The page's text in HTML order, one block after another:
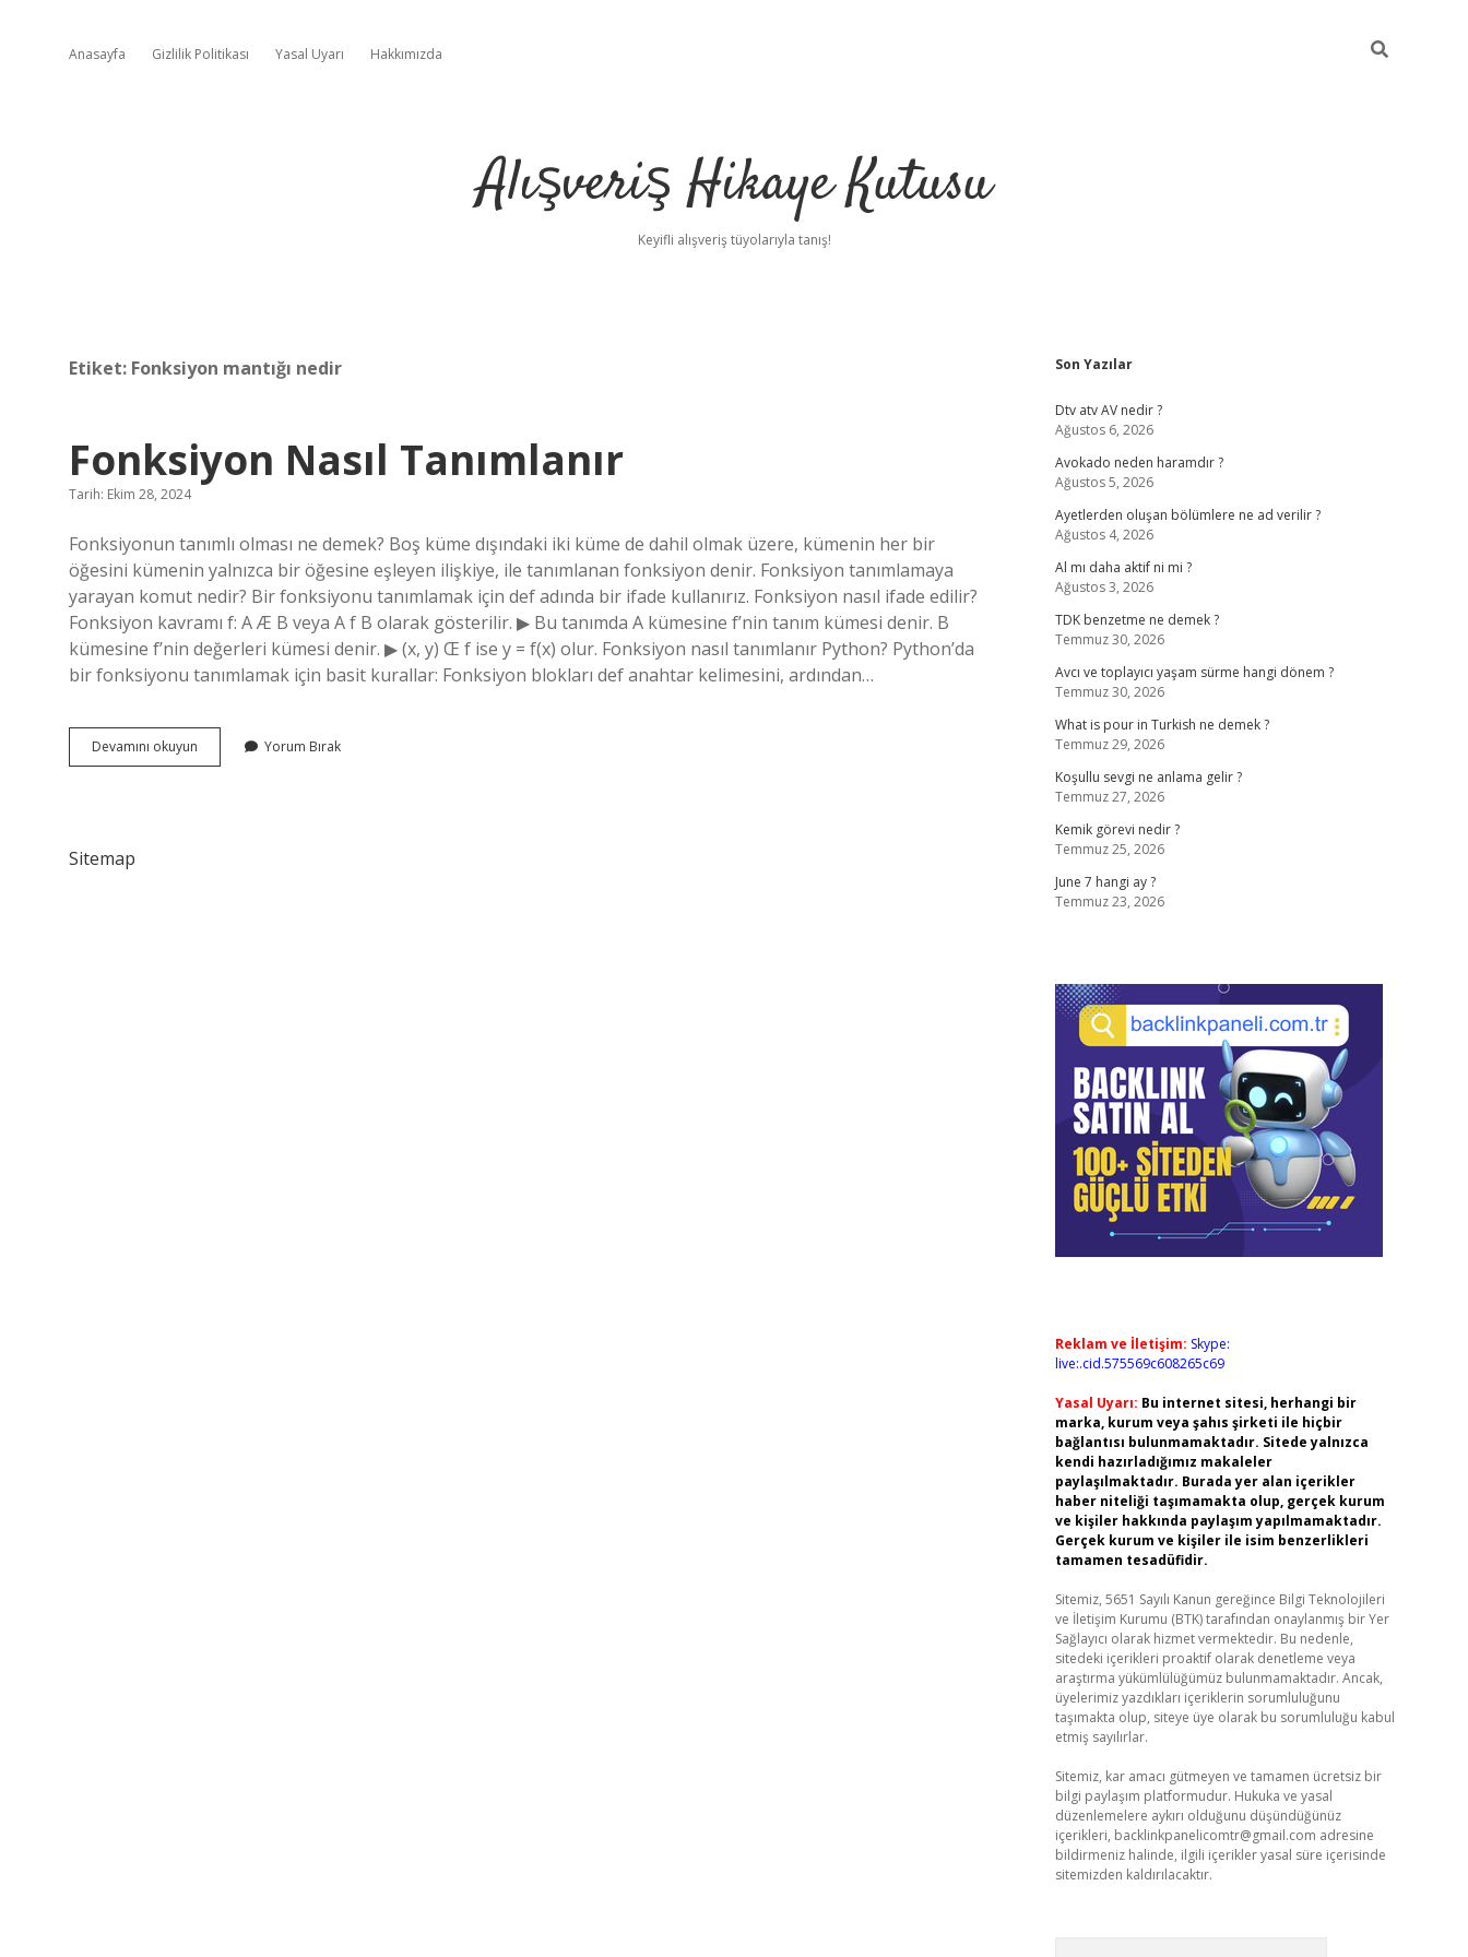
Anasayfa Gizlilik Politikası Yasal Uyarı Hakkımızda
Alışveriş Hikaye Kutusu
Keyifli alışveriş tüyolarıyla tanış!
Etiket: Fonksiyon mantığı nedir
Fonksiyon Nasıl Tanımlanır
Tarih: Ekim 28, 2024
Fonksiyonun tanımlı olması ne demek? Boş küme dışındaki iki küme de dahil olmak üzere, kümenin her bir
öğesini kümenin yalnızca bir öğesine eşleyen ilişkiye, ile tanımlanan fonksiyon denir. Fonksiyon tanımlamaya
yarayan komut nedir? Bir fonksiyonu tanımlamak için def adında bir ifade kullanırız. Fonksiyon nasıl ifade edilir?
Fonksiyon kavramı f: A Æ B veya A f B olarak gösterilir. ▶ Bu tanımda A kümesine f’nin tanım kümesi denir. B
kümesine f’nin değerleri kümesi denir. ▶ (x, y) Œ f ise y = f(x) olur. Fonksiyon nasıl tanımlanır Python? Python’da
bir fonksiyonu tanımlamak için basit kurallar: Fonksiyon blokları def anahtar kelimesini, ardından…
Devamını okuyun Fonksiyon
Nasıl
Yorum Bırak
Sitemap
Sidebar
Son Yazılar
Dtv atv AV nedir ?
Ağustos 6, 2026
Avokado neden haramdır ?
Ağustos 5, 2026
Ayetlerden oluşan bölümlere ne ad verilir ?
Ağustos 4, 2026
Al mı daha aktif ni mi ?
Ağustos 3, 2026
TDK benzetme ne demek ?
Temmuz 30, 2026
Avcı ve toplayıcı yaşam sürme hangi dönem ?
Temmuz 30, 2026
What is pour in Turkish ne demek ?
Temmuz 29, 2026
Koşullu sevgi ne anlama gelir ?
Temmuz 27, 2026
Kemik görevi nedir ?
Temmuz 25, 2026
June 7 hangi ay ?
Temmuz 23, 2026
Reklam ve İletişim: Skype:
live:.cid.575569c608265c69
Yasal Uyarı: Bu internet sitesi, herhangi bir
marka, kurum veya şahıs şirketi ile hiçbir
bağlantısı bulunmamaktadır. Sitede yalnızca
kendi hazırladığımız makaleler
paylaşılmaktadır. Burada yer alan içerikler
haber niteliği taşımamakta olup, gerçek kurum
ve kişiler hakkında paylaşım yapılmamaktadır.
Gerçek kurum ve kişiler ile isim benzerlikleri
tamamen tesadüfidir.
Sitemiz, 5651 Sayılı Kanun gereğince Bilgi Teknolojileri
ve İletişim Kurumu (BTK) tarafından onaylanmış bir Yer
Sağlayıcı olarak hizmet vermektedir. Bu nedenle,
sitedeki içerikleri proaktif olarak denetleme veya
araştırma yükümlülüğümüz bulunmamaktadır. Ancak,
üyelerimiz yazdıkları içeriklerin sorumluluğunu
taşımakta olup, siteye üye olarak bu sorumluluğu kabul
etmiş sayılırlar.
Sitemiz, kar amacı gütmeyen ve tamamen ücretsiz bir
bilgi paylaşım platformudur. Hukuka ve yasal
düzenlemelere aykırı olduğunu düşündüğünüz
içerikleri, backlinkpanelicomtr@gmail.com adresine
bildirmeniz halinde, ilgili içerikler yasal süre içerisinde
sitemizden kaldırılacaktır.